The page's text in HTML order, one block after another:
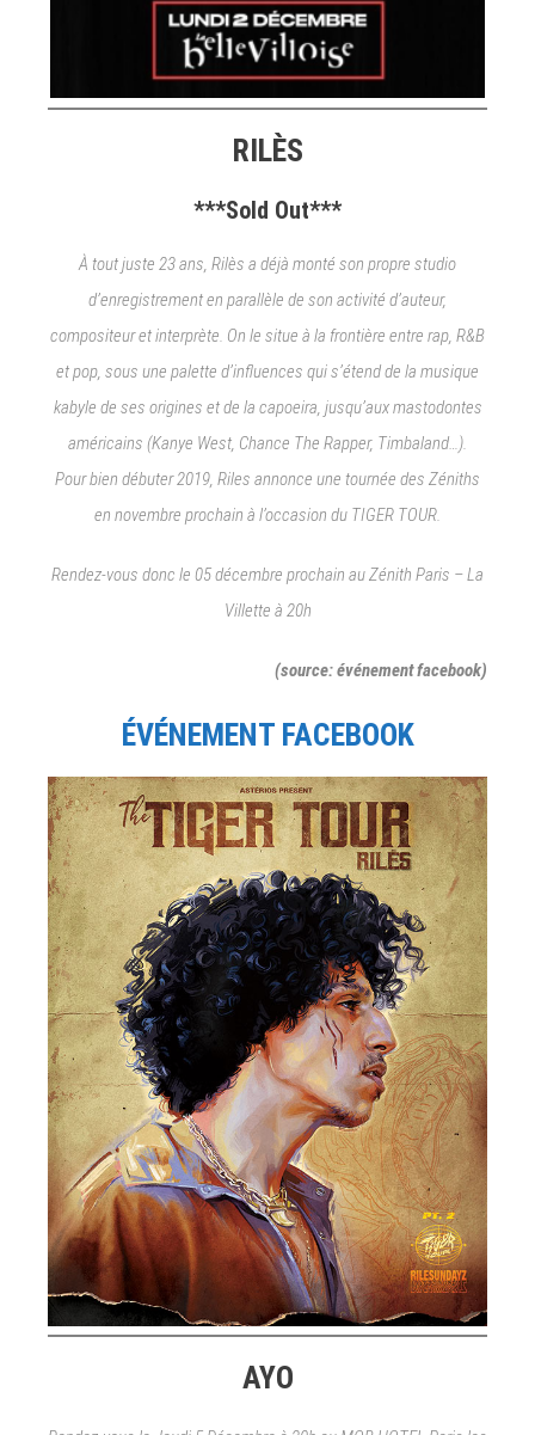
RILÈS
***Sold Out***
À tout juste 23 ans, Rilès a déjà monté son propre studio
d’enregistrement en parallèle de son activité d’auteur,
compositeur et interprète. On le situe à la frontière entre rap, R&B
et pop, sous une palette d’influences qui s’étend de la musique
kabyle de ses origines et de la capoeira, jusqu’aux mastodontes
américains (Kanye West, Chance The Rapper, Timbaland…).
Pour bien débuter 2019, Riles annonce une tournée des Zéniths
en novembre prochain à l’occasion du TIGER TOUR.
Rendez-vous donc le 05 décembre prochain au Zénith Paris – La
Villette à 20h
(source: événement facebook)
ÉVÉNEMENT FACEBOOK
AYO